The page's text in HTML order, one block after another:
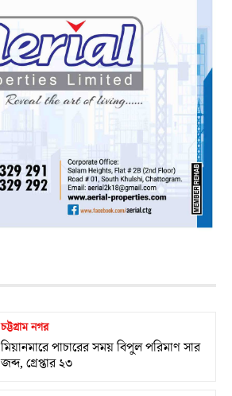
চট্টগ্রাম নগর
মিয়ানমারে পাচারের সময় বিপুল পরিমাণ সার
জব্দ, গ্রেপ্তার ২৩